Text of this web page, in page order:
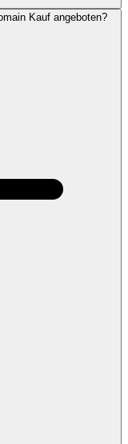
Kauf angeboten?